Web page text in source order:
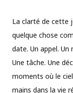
La clarté de cette
quelque chose
date. Un appel. Un
Une tâche. Une
moments où le
mains dans la vie